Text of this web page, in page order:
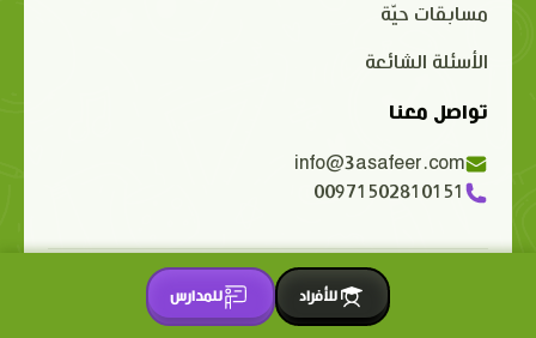
مسابقات حيّة
الأسئلة الشائعة
تواصل معنا
info@3asafeer.com
00971502810151
حقوق الملكية الفكرية محفوظة 2015-2026 © 3asafeer.com
للأفراد
للمدارس